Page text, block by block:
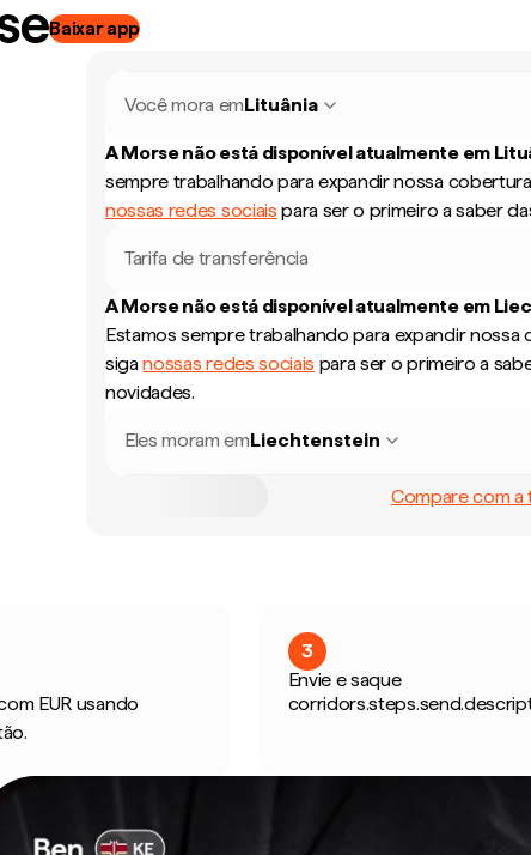
Baixar app
Você mora emLituânia
A Morse não está disponível atualmente em
sempre trabalhando para expandir nossa
nossas redes sociais para ser o primeiro a saber
Tarifa de transferência
A Morse não está disponível atualmente em
Estamos sempre trabalhando para expandir nossa
siganossas redes sociais para ser o primeiro a
novidades.
Eles moram emLiechtenstein
Compare com a
EUR usando
3
Envie e saque